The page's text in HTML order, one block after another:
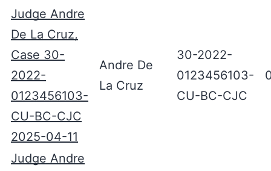
Judge Andre
De La Cruz,
Case 30-
2022-
0123456103-
CU-BC-CJC
2025-04-11
Andre De
La Cruz
30-2022-
0123456103-
CU-BC-CJC
Judge Andre